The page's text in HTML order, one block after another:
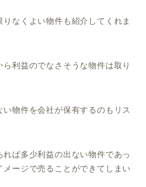
なくよい物件も紹介してくれま
利益のでなさそうな物件は取り
い物件を会社が保有するのもリス
れば多少利益の出ない物件であっ
メージで売ることができてしまい